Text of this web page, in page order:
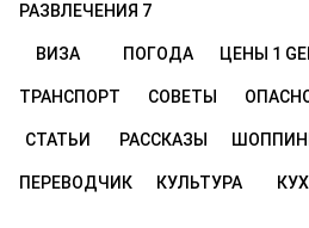
РАЗВЛЕЧЕНИЯ 7
ВИЗА ПОГОДА ЦЕНЫ 1
ТРАНСПОРТ СОВЕТЫ
СТАТЬИ РАССКАЗЫ
ПЕРЕВОДЧИК КУЛЬТУРА